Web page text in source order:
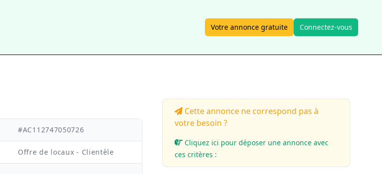
Votre annonce gratuite Connectez-vous
#AC112747050726
Offre de locaux - Clientèle
Cette annonce ne correspond pas à
votre besoin ?
Cliquez ici pour déposer une annonce avec
ces critères :